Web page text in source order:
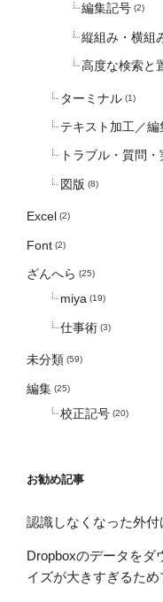
編集記号 (2)
縦組み・横組
高度な検索と
ターミナル (1)
テキスト加工／編
トラブル・質問・
図版 (8)
Excel (2)
Font (2)
ざんへら (25)
miya (19)
仕事術 (3)
未分類 (59)
編集 (25)
校正記号 (20)
お勧め記事
認識しなくなった外
Dropboxのデータをダ
イズが大きすぎるた